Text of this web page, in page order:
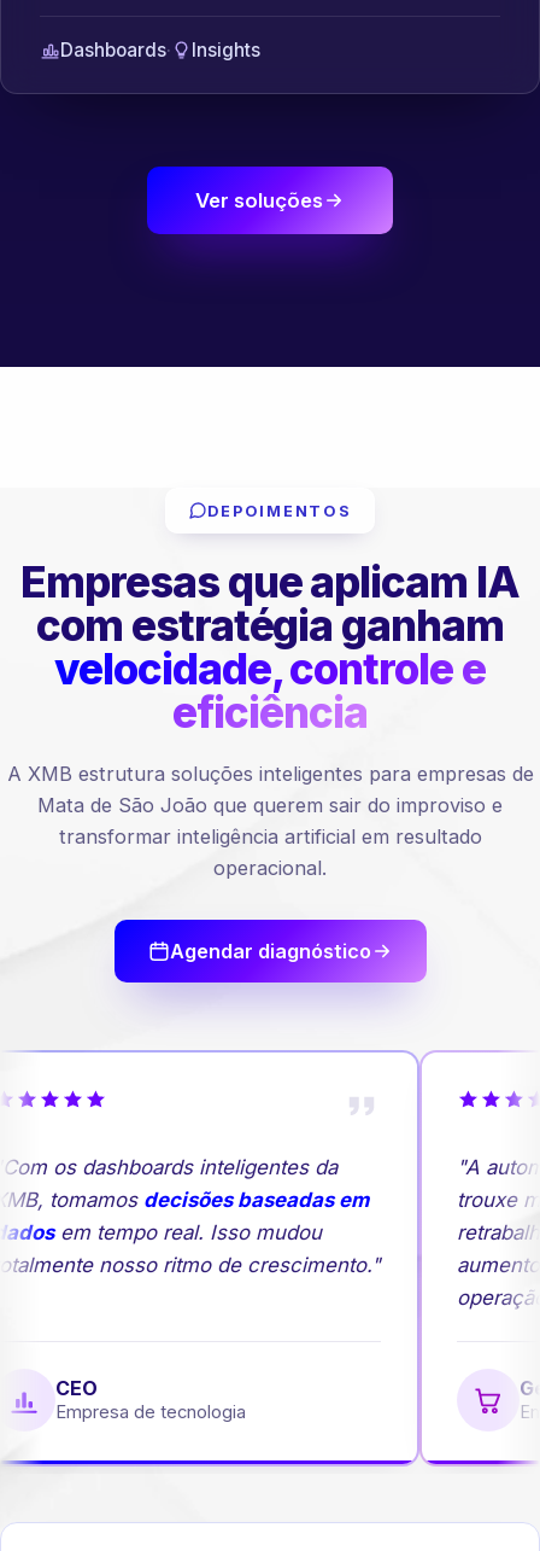
Dashboards· Insights
Ver soluções
DEPOIMENTOS
Empresas que aplicam IA
com estratégia ganham
velocidade, controle e
eficiência
A XMB estrutura soluções inteligentes para empresas de
Mata de São João que querem sair do improviso e
transformar inteligência artificial em resultado
operacional.
Agendar diagnóstico
os dashboards inteligentes da
tomamosdecisões baseadas em
em tempo real. Isso mudou
nosso ritmo de crescimento."
CEO
Empresa de tecnologia
"A
trouxe
aumento